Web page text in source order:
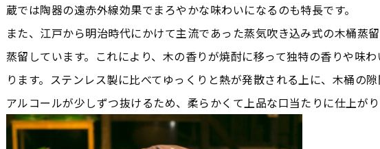
蔵では陶器の遠赤外線効果でまろやかな味わいになるのも特長です。
また、江戸から明治時代にかけて主流であった蒸気吹き込み式の木桶蒸
蒸留しています。これにより、木の香りが焼酎に移って独特の香りや味
ります。ステンレス製に比べてゆっくりと熱が発散される上に、木桶の
アルコールが少しずつ抜けるため、柔らかくて上品な口当たりに仕上がり